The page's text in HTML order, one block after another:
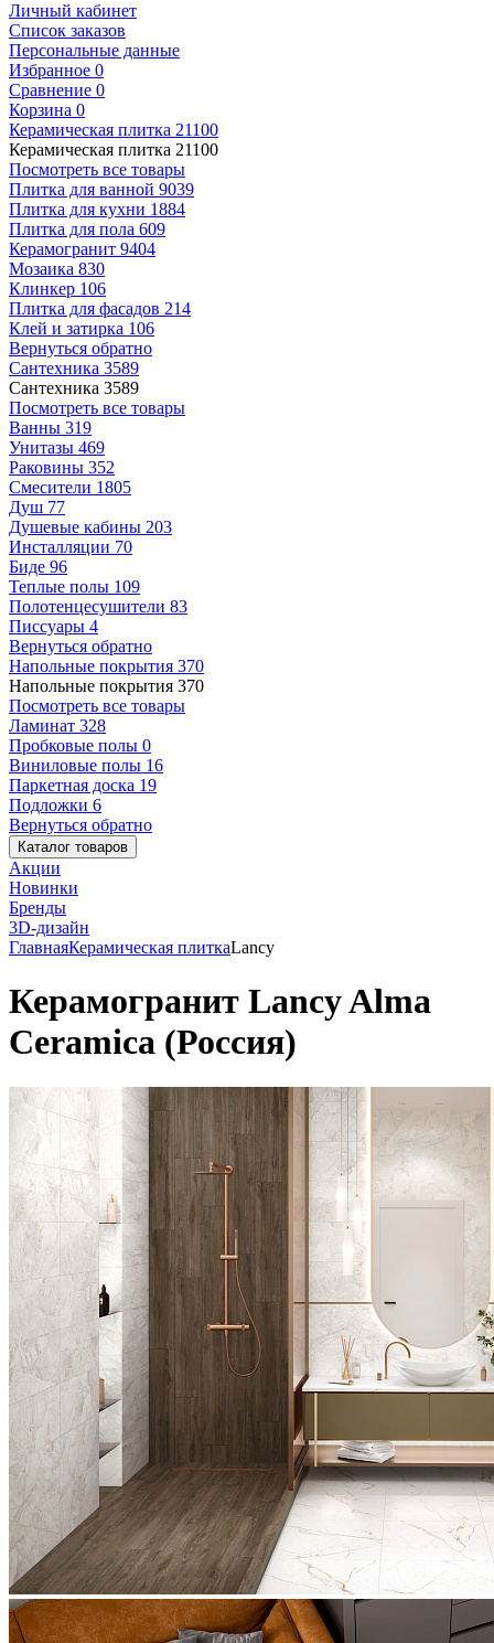
Личный кабинет
Список заказов
Персональные данные
Избранное 0
Сравнение 0
Корзина 0
Керамическая плитка 21100
Керамическая плитка 21100
Посмотреть все товары
Плитка для ванной 9039
Плитка для кухни 1884
Плитка для пола 609
Керамогранит 9404
Мозаика 830
Клинкер 106
Плитка для фасадов 214
Клей и затирка 106
Вернуться обратно
Сантехника 3589
Сантехника 3589
Посмотреть все товары
Ванны 319
Унитазы 469
Раковины 352
Смесители 1805
Душ 77
Душевые кабины 203
Инсталляции 70
Биде 96
Теплые полы 109
Полотенцесушители 83
Писсуары 4
Вернуться обратно
Напольные покрытия 370
Напольные покрытия 370
Посмотреть все товары
Ламинат 328
Пробковые полы 0
Виниловые полы 16
Паркетная доска 19
Подложки 6
Вернуться обратно
Каталог товаров
Акции
Новинки
Бренды
3D-дизайн
ГлавнаяКерамическая плиткаLancy
Керамогранит Lancy Alma
Ceramica (Россия)